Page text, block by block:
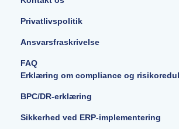
Privatlivspolitik
Ansvarsfraskrivelse
FAQ
Erklæring om compliance og
BPC/DR-erklæring
Sikkerhed ved ERP-implementering